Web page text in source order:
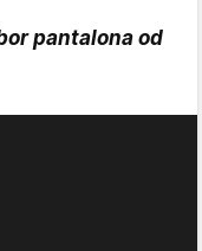
pantalona od